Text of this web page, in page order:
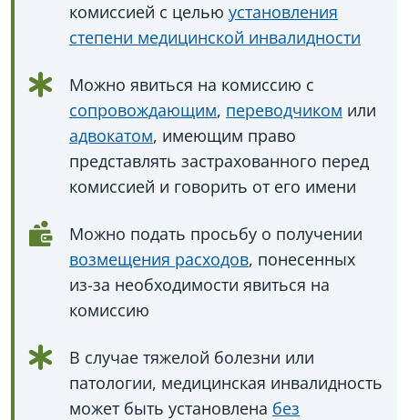
комиссией с целью установления
степени медицинской инвалидности
Можно явиться на комиссию с
сопровождающим, переводчиком или
адвокатом, имеющим право
представлять застрахованного перед
комиссией и говорить от его имени
Можно подать просьбу о получении
возмещения расходов, понесенных
из-за необходимости явиться на
комиссию
В случае тяжелой болезни или
патологии, медицинская инвалидность
может быть установлена без